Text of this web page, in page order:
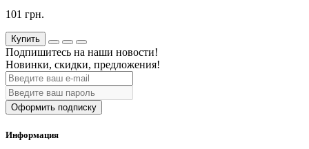
101 грн.
Купить
Подпишитесь на наши новости!
Новинки, скидки, предложения!
Оформить подписку
Информация